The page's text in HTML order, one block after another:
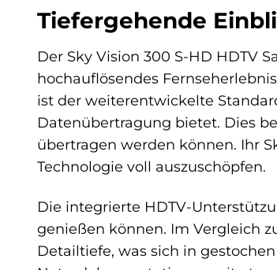
Tiefergehende
Der Sky Vision 300 S-HD HDTV
hochauflösendes
ist der weiterentwickelte
Datenübertragung bietet. Dies
übertragen werden können. Ihr
Technologie voll auszuschöpfen.
Die integrierte HDTV-
genießen können. Im Vergleich
Detailtiefe, was sich in